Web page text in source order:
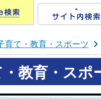
Google検索
育て・教育・スポーツ
教育・スポ